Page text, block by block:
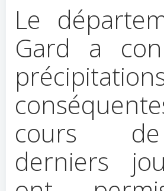
Le
Gard a
cours
derniers